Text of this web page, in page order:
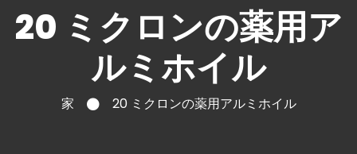
20 ミクロンの薬用ア
ルミホイル
家 20 ミクロンの薬用アルミホイル